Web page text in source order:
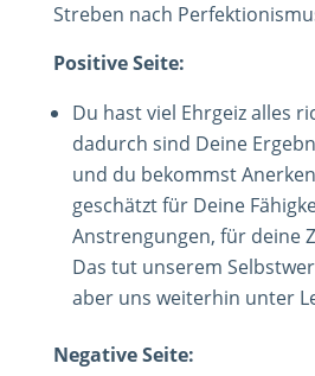
Streben nach
Positive Seite:
Du hast viel Ehrgeiz alles
dadurch sind Deine
und du bekommst
geschätzt für Deine
Anstrengungen, für deine
Das tut unserem
aber uns weiterhin unter
Negative Seite: